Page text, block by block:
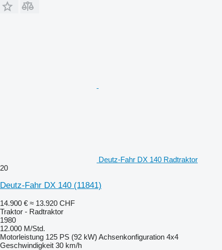
Deutz-Fahr DX 140 Radtraktor
20
Deutz-Fahr DX 140 (11841)
14.900 € ≈ 13.920 CHF
Traktor - Radtraktor
1980
12.000 M/Std.
Motorleistung 125 PS (92 kW) Achsenkonfiguration 4x4
Geschwindigkeit 30 km/h